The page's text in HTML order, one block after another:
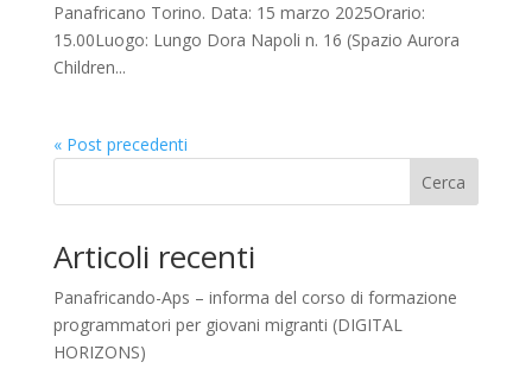
Panafricano Torino. Data: 15 marzo 2025Orario:
15.00Luogo: Lungo Dora Napoli n. 16 (Spazio Aurora
Children...
« Post precedenti
Cerca
Articoli recenti
Panafricando-Aps – informa del corso di formazione
programmatori per giovani migranti (DIGITAL
HORIZONS)